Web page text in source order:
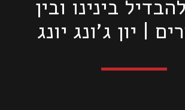
| יון ג'ונג יונג